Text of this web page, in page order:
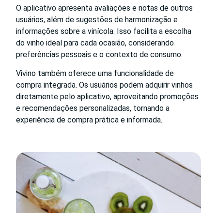
O aplicativo apresenta avaliações e notas de outros
usuários, além de sugestões de harmonização e
informações sobre a vinícola. Isso facilita a escolha
do vinho ideal para cada ocasião, considerando
preferências pessoais e o contexto de consumo.
Vivino também oferece uma funcionalidade de
compra integrada. Os usuários podem adquirir vinhos
diretamente pelo aplicativo, aproveitando promoções
e recomendações personalizadas, tornando a
experiência de compra prática e informada.